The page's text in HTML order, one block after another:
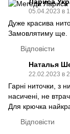
05.04.2023 в
Дуже красива
Замовлятиму ще.
Відповісти
Наталья
22.02.2023 в
Гарні ниточки, з
насичені, не
Для крючка
Відповісти